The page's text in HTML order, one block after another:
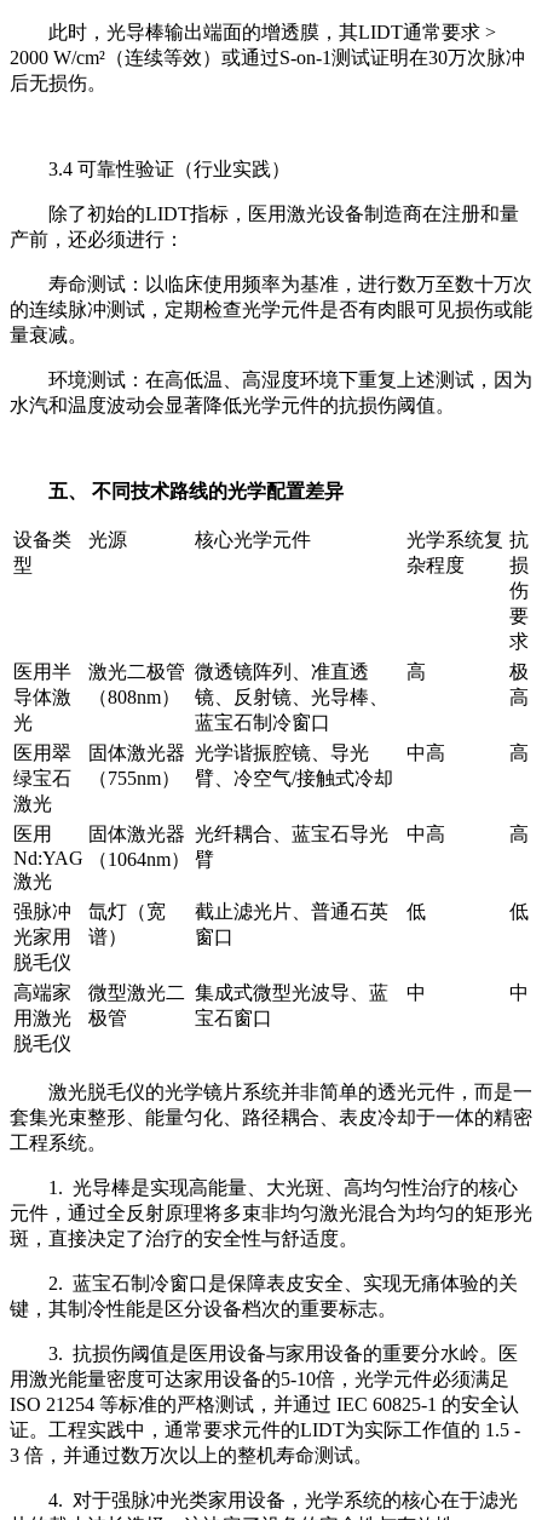
此时，光导棒输出端面的增透膜，其LIDT通常要求 >
2000 W/cm²（连续等效）或通过S-on-1测试证明在30万次脉冲
后无损伤。
3.4 可靠性验证（行业实践）
除了初始的LIDT指标，医用激光设备制造商在注册和量
产前，还必须进行：
寿命测试：以临床使用频率为基准，进行数万至数十万次
的连续脉冲测试，定期检查光学元件是否有肉眼可见损伤或能
量衰减。
环境测试：在高低温、高湿度环境下重复上述测试，因为
水汽和温度波动会显著降低光学元件的抗损伤阈值。
五、 不同技术路线的光学配置差异
设备类
型
光源 核心光学元件
光学系统复
杂程度
抗
损
伤
要
求
医用半
导体激
光
激光二极管
（808nm）
微透镜阵列、准直透
镜、反射镜、光导棒、
蓝宝石制冷窗口
高
极
高
医用翠
绿宝石
激光
固体激光器
（755nm）
光学谐振腔镜、导光
臂、冷空气/接触式冷却
中高 高
医用
Nd:YAG
激光
固体激光器
（1064nm）
光纤耦合、蓝宝石导光
臂
中高 高
强脉冲
光家用
脱毛仪
氙灯（宽
谱）
截止滤光片、普通石英
窗口
低 低
高端家
用激光
脱毛仪
微型激光二
极管
集成式微型光波导、蓝
宝石窗口
中 中
激光脱毛仪的光学镜片系统并非简单的透光元件，而是一
套集光束整形、能量匀化、路径耦合、表皮冷却于一体的精密
工程系统。
1. 光导棒是实现高能量、大光斑、高均匀性治疗的核心
元件，通过全反射原理将多束非均匀激光混合为均匀的矩形光
斑，直接决定了治疗的安全性与舒适度。
2. 蓝宝石制冷窗口是保障表皮安全、实现无痛体验的关
键，其制冷性能是区分设备档次的重要标志。
3. 抗损伤阈值是医用设备与家用设备的重要分水岭。医
用激光能量密度可达家用设备的5-10倍，光学元件必须满足
ISO 21254 等标准的严格测试，并通过 IEC 60825-1 的安全认
证。工程实践中，通常要求元件的LIDT为实际工作值的 1.5 -
3 倍，并通过数万次以上的整机寿命测试。
4. 对于强脉冲光类家用设备，光学系统的核心在于滤光